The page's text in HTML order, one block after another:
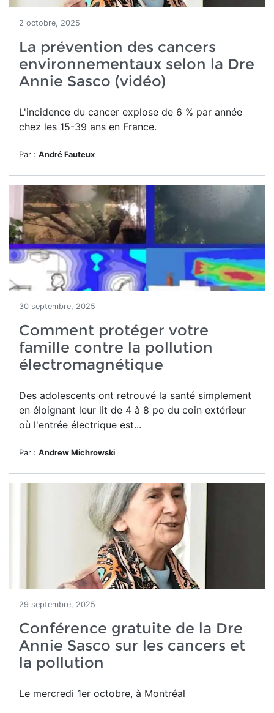
2 octobre, 2025
La prévention des cancers
environnementaux selon la Dre
Annie Sasco (vidéo)
L'incidence du cancer explose de 6 % par année
chez les 15-39 ans en France.
Par : André Fauteux
30 septembre, 2025
Comment protéger votre
famille contre la pollution
électromagnétique
Des adolescents ont retrouvé la santé simplement
en éloignant leur lit de 4 à 8 po du coin extérieur
où l'entrée électrique est...
Par : Andrew Michrowski
29 septembre, 2025
Conférence gratuite de la Dre
Annie Sasco sur les cancers et
la pollution
Le mercredi 1er octobre, à Montréal